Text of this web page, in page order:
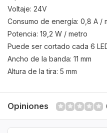
Voltaje: 24V
Consumo de energía: 0,8 A /
Potencia: 19,2 W / metro
Puede ser cortado cada 6
Ancho de la banda: 11 mm
Altura de la tira: 5 mm
Opiniones